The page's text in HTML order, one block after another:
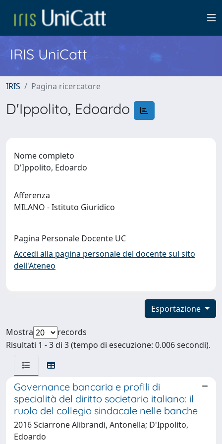
IRIS UniCatt
IRIS Pagina ricercatore
D'Ippolito, Edoardo
Nome completo
D'Ippolito, Edoardo
Afferenza
MILANO - Istituto Giuridico
Pagina Personale Docente UC
Accedi alla pagina personale del docente sul sito
dell'Ateneo
Esportazione
Mostra
records
Risultati 1 - 3 di 3 (tempo di esecuzione: 0.006 secondi).
Governance bancaria e profili di
specialità del diritto societario italiano: il
ruolo del collegio sindacale nelle banche
2016 Sciarrone Alibrandi, Antonella; D'Ippolito,
Edoardo